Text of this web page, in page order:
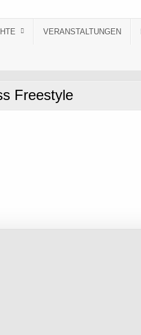
VERANSTALTUNGEN
Freestyle